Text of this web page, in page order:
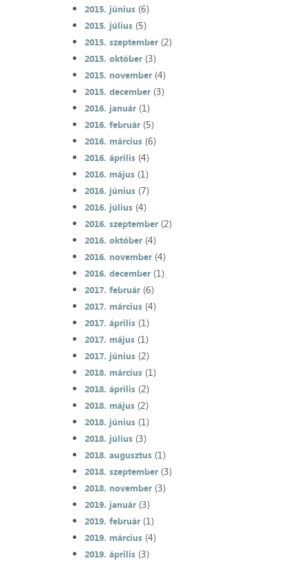
2015. június(6)
2015. július(5)
2015. szeptember(2)
2015. október(3)
2015. november(4)
2015. december(3)
2016. január(1)
2016. február(5)
2016. március(6)
2016. április(4)
2016. május(1)
2016. június(7)
2016. július(4)
2016. szeptember(2)
2016. október(4)
2016. november(4)
2016. december(1)
2017. február(6)
2017. március(4)
2017. április(1)
2017. május(1)
2017. június(2)
2018. március(1)
2018. április(2)
2018. május(2)
2018. június(1)
2018. július(3)
2018. augusztus(1)
2018. szeptember(3)
2018. november(3)
2019. január(3)
2019. február(1)
2019. március(4)
2019. április(3)